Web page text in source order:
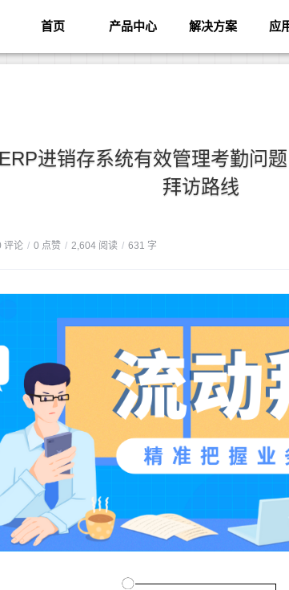
首页 产品中心 解决方案 应
ERP进销存系统有效管理考勤问
拜访路线
评论 / 0 点赞 / 2,604 阅读 / 631 字